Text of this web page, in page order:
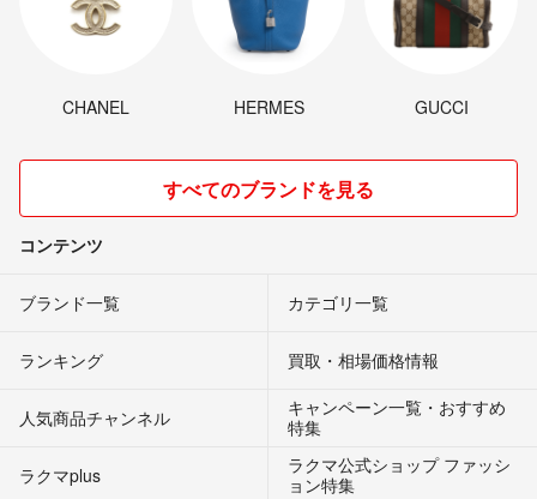
CHANEL HERMES GUCCI
すべてのブランドを見る
コンテンツ
ブランド一覧 カテゴリ一覧
ランキング 買取・相場価格情報
人気商品チャンネル
キャンペーン一覧・おすすめ
特集
ラクマplus
ラクマ公式ショップ ファッシ
ョン特集